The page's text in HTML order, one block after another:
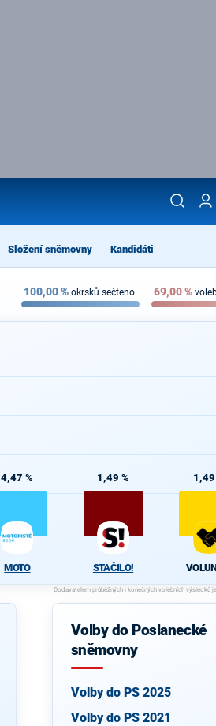
Složení sněmovny Kandidáti
100,00% okrsků sečteno 69,00%
4,47 %
MOTO
1,49 %
STAČILO!
1,49
Volby do Poslanecké
sněmovny
Volby do PS 2025
Volby do PS 2021